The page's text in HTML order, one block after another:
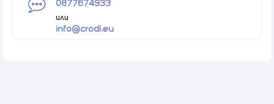
0877674933
или
info@crodi.eu